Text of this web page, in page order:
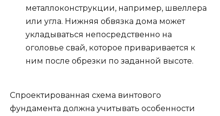
металлоконструкции, например, швеллера
или угла. Нижняя обвязка дома может
укладываться непосредственно на
оголовье свай, которое приваривается к
ним после обрезки по заданной высоте.
Спроектированная схема винтового
фундамента должна учитывать особенности